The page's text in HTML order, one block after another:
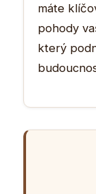
máte
pohody
který